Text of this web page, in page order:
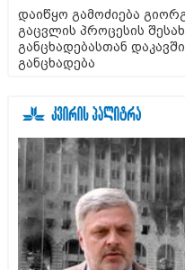
დაიწყო გამოძიება
გაცვლის პროცესის
განცხადებასთან
განცხადება